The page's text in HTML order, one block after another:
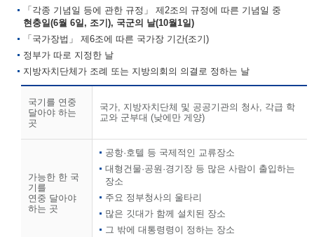
「각종 기념일 등에 관한 규정」 제2조의 규정에 따른 기념일 중
현충일(6월 6일, 조기), 국군의 날(10월1일)
「국가장법」 제6조에 따른 국가장 기간(조기)
정부가 따로 지정한 날
지방자치단체가 조례 또는 지방의회의 의결로 정하는 날
국기를 연중
달아야 하는
곳
국가, 지방자치단체 및 공공기관의 청사, 각급 학
교와 군부대 (낮에만 게양)
가능한 한 국
기를
연중 달아야
하는 곳
공항·호텔 등 국제적인 교류장소
대형건물·공원·경기장 등 많은 사람이 출입하는
장소
주요 정부청사의 울타리
많은 깃대가 함께 설치된 장소
그 밖에 대통령령이 정하는 장소